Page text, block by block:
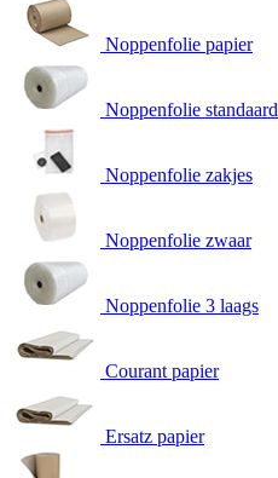
Noppenfolie papier
Noppenfolie standaard
Noppenfolie zakjes
Noppenfolie zwaar
Noppenfolie 3 laags
Courant papier
Ersatz papier